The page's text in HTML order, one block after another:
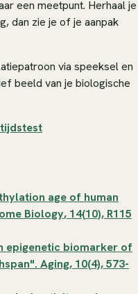
een meetpunt. Herhaal je
dan zie je of je aanpak
via speeksel en
beeld van je biologische
age of human
Biology, 14(10), R115
epigenetic biomarker of
Aging, 10(4), 573-